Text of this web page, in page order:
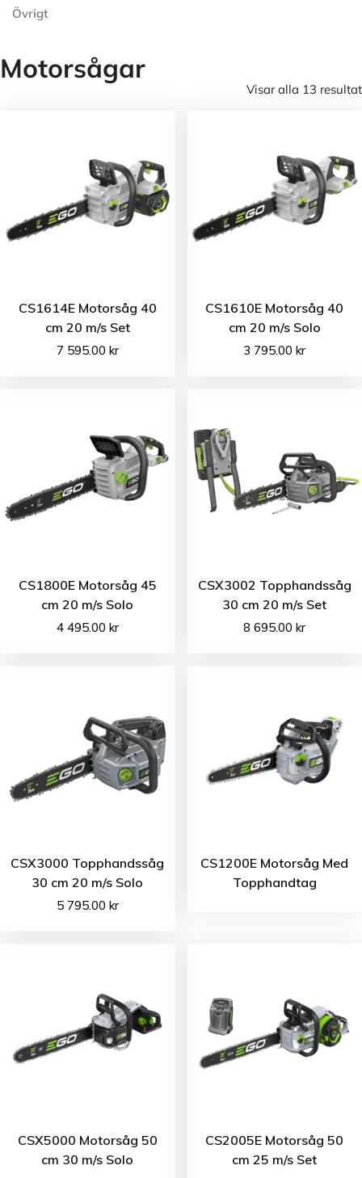
Övrigt
Motorsågar
Visar alla 13 resultat
CS1614E Motorsåg 40
cm 20 m/s Set
7 595.00 kr
CS1610E Motorsåg 40
cm 20 m/s Solo
3 795.00kr
CS1800E Motorsåg 45
cm 20 m/s Solo
4 495.00 kr
CSX3002 Topphandssåg
30 cm 20 m/s Set
8 695.00kr
CSX3000 Topphandssåg
30 cm 20 m/s Solo
5 795.00 kr
CS1200E Motorsåg Med
Topphandtag
CSX5000 Motorsåg 50
cm 30 m/s Solo
CS2005E Motorsåg 50
cm 25 m/s Set